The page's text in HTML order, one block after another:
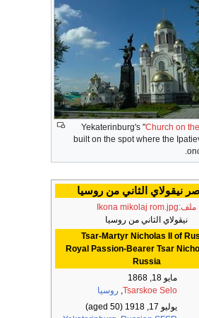
Yekaterinburg's "Church on
built on the spot where the
نيقولاي الثاني من روسيا
ملف:Ikona mikolaj rom.jpg
نيقولاي الثاني من روسيا
Tsar-Martyr Nicholas II of
Royal Passion-Bearer Tsar
Russia
مايو 18, 1868
Tsarskoe Selo
, روسيا
يوليو 17, 1918
(aged 50)